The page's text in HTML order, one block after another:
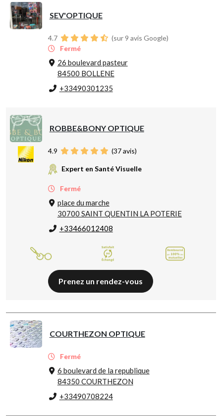
SEV'OPTIQUE
4.7
(sur 9 avis Google)
Fermé
26 boulevard pasteur
84500 BOLLENE
+33490301235
ROBBE&BONY OPTIQUE
4.9 (37avis)
Expert en Santé Visuelle
Fermé
place du marche
30700 SAINT QUENTIN LA POTERIE
+33466012408
Prenez un rendez-vous
COURTHEZON OPTIQUE
Fermé
6 boulevard de la republique
84350 COURTHEZON
+33490708224